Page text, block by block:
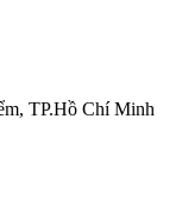
TP.Hồ Chí Minh